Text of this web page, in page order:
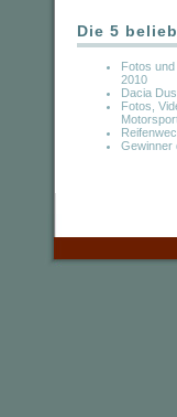
Die 5
Fotos
2010
Dacia
Fotos,
Gewinner